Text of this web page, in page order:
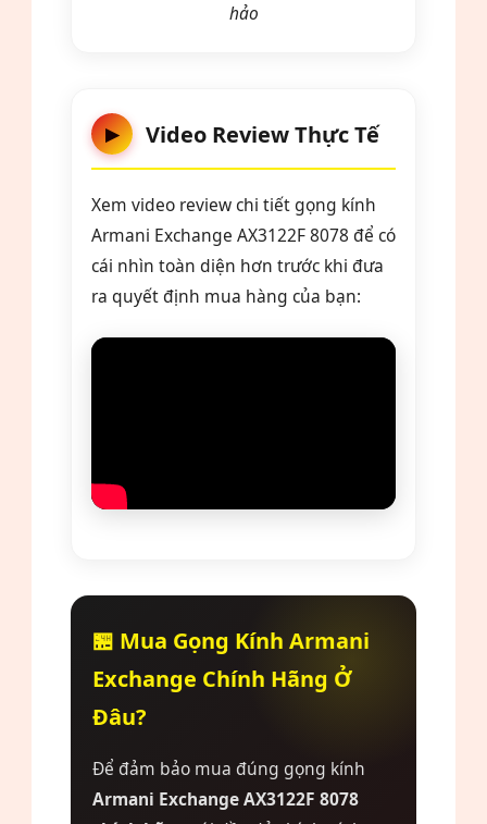
hảo
▶ Video Review Thực Tế
Xem video review chi tiết gọng kính
Armani Exchange AX3122F 8078 để có
cái nhìn toàn diện hơn trước khi đưa
ra quyết định mua hàng của bạn:
🏪 Mua Gọng Kính Armani
Exchange Chính Hãng Ở
Đâu?
Để đảm bảo mua đúng gọng kính
Armani Exchange AX3122F 8078